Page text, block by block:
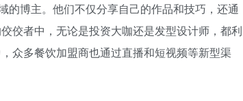
博主。他们不仅分享自己的作品和技巧，还通
佼者中，无论是投资大咖还是发型设计师，都利
众多餐饮加盟商也通过直播和短视频等新型渠